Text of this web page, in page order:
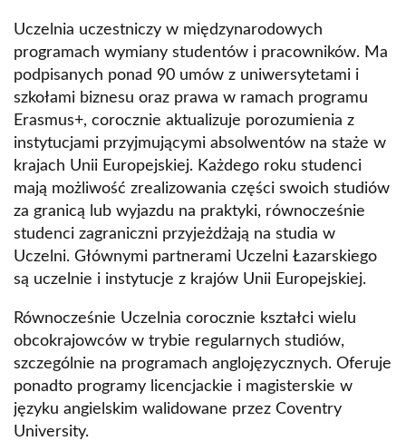
Uczelnia uczestniczy w międzynarodowych
programach wymiany studentów i pracowników. Ma
podpisanych ponad 90 umów z uniwersytetami i
szkołami biznesu oraz prawa w ramach programu
Erasmus+, corocznie aktualizuje porozumienia z
instytucjami przyjmującymi absolwentów na staże w
krajach Unii Europejskiej. Każdego roku studenci
mają możliwość zrealizowania części swoich studiów
za granicą lub wyjazdu na praktyki, równocześnie
studenci zagraniczni przyjeżdżają na studia w
Uczelni. Głównymi partnerami Uczelni Łazarskiego
są uczelnie i instytucje z krajów Unii Europejskiej.
Równocześnie Uczelnia corocznie kształci wielu
obcokrajowców w trybie regularnych studiów,
szczególnie na programach anglojęzycznych. Oferuje
ponadto programy licencjackie i magisterskie w
języku angielskim walidowane przez Coventry
University.